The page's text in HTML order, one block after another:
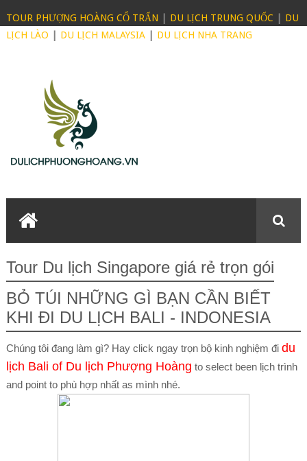
TOUR PHƯỢNG HOÀNG CỔ TRẤN DU LỊCH TRUNG QUỐC
DU
LỊCH LÀO
DU LỊCH MALAYSIA| DU LỊCH NHA TRANG
Tour Du lịch Singapore giá rẻ trọn gói
BỎ TÚI NHỮNG GÌ BẠN CẦN BIẾT
KHI ĐI DU LỊCH BALI - INDONESIA
Chúng tôi đang làm gì? Hay click ngay trọn bộ kinh nghiệm đi du
lịch Bali of Du lịch Phượng Hoàng to select been lịch trình
and point to phù hợp nhất as mình nhé.